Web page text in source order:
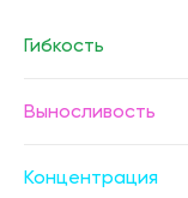
Гибкость
Выносливость
Концентрация